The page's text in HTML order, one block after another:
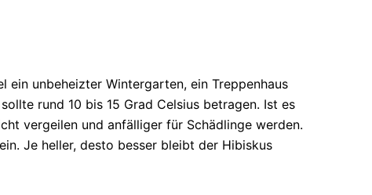
ein unbeheizter Wintergarten, ein Treppenhaus
rund 10 bis 15 Grad Celsius betragen. Ist es
vergeilen und anfälliger für Schädlinge werden.
Je heller, desto besser bleibt der Hibiskus